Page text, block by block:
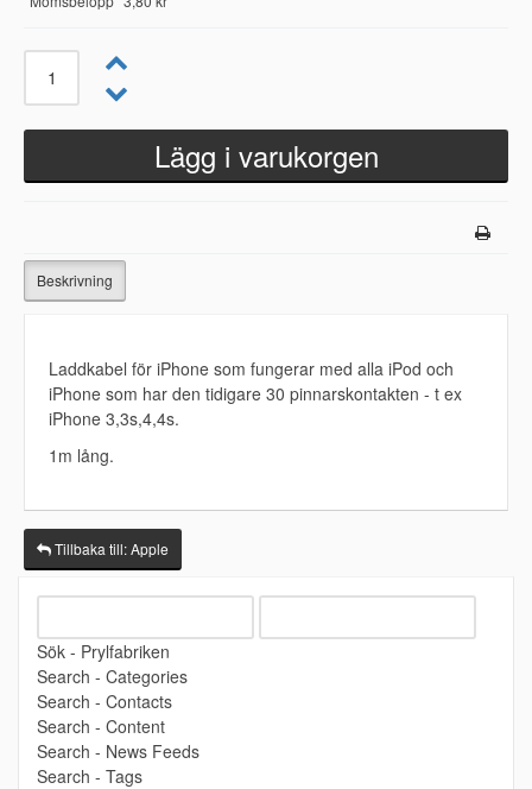
Beskrivning
Laddkabel för iPhone som fungerar med alla iPod och
iPhone som har den tidigare 30 pinnarskontakten - t ex
iPhone 3,3s,4,4s.
1m lång.
Tillbaka till: Apple
Sök - Prylfabriken
Search - Categories
Search - Contacts
Search - Content
Search - News Feeds
Search - Tags